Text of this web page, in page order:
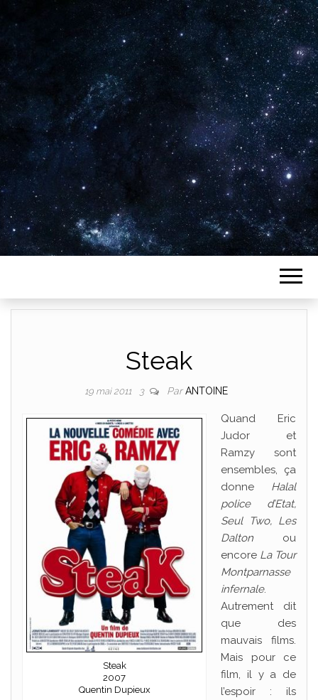
Plus de 2800 critiques de films
Steak
19 mai 2011 3 ParANTOINE
Steak
2007
Quentin Dupieux
Quand Eric
Judor et
Ramzy sont
ensembles, ça
donne Halal
police d’Etat,
Seul Two, Les
Dalton ou
encore La Tour
Montparnasse
infernale.
Autrement dit
que des
mauvais films.
Mais pour ce
film, il y a de
l’espoir : ils